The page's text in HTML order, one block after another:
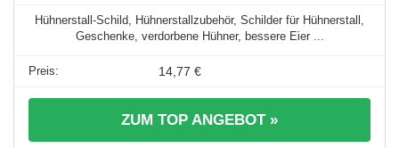
Hühnerstall-Schild, Hühnerstallzubehör, Schilder für Hühnerstall,
Geschenke, verdorbene Hühner, bessere Eier ...
14,77 €
ZUM TOP ANGEBOT »